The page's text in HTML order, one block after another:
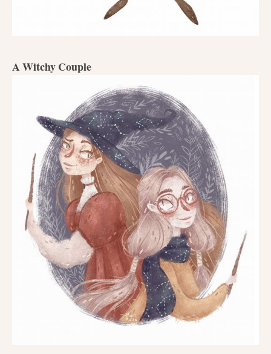
A Witchy Couple